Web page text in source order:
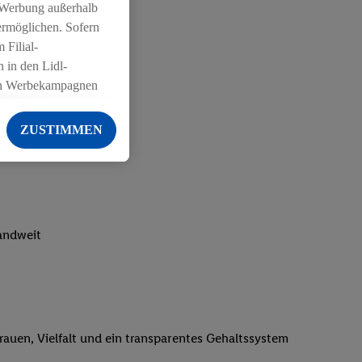
Vielfalt und ein transparentes Gehaltssystem
außerhalb
Sofern
Filial-
in den Lidl-
Diensten
der Lidl-Dienste,
Geschlecht -
Zielgruppen
sowie
ZUSTIMMEN